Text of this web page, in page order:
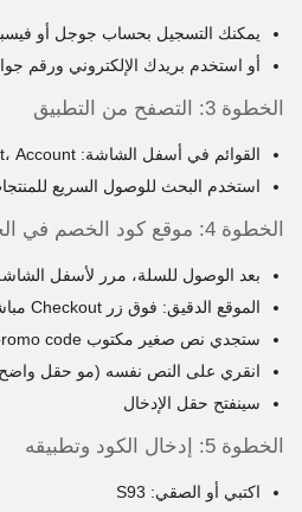
يمكنك التسجيل بحساب جوجل أو
أو استخدم بريدك الإلكتروني ورقم
الخطوة 3: التصفح من التطبيق
القوائم في أسفل الشاشة: Home، Categories، Cart، Account
استخدم البحث للوصول السريع
الخطوة 4: موقع كود الخصم في الجوال مختلف
بعد الوصول للسلة، مرر لأسفل
الموقع الدقيق: فوق زر Checkout مباشرة
ستجدي نص صغير مكتوب Have a promo code? أو لديك كود خصم؟
انقري على النص نفسه (مو حقل
سينفتح حقل الإدخال
الخطوة 5: إدخال الكود وتطبيقه
اكتبي أو الصقي: S93